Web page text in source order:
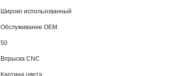
Широко использованный
Обслуживание OEM
50
Впрыска CNC